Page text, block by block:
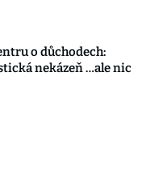
o důchodech:
nekázeň …ale nic